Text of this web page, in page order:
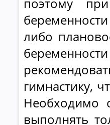
поэтому
либо
гимнастику,
Необходимо
выполнять